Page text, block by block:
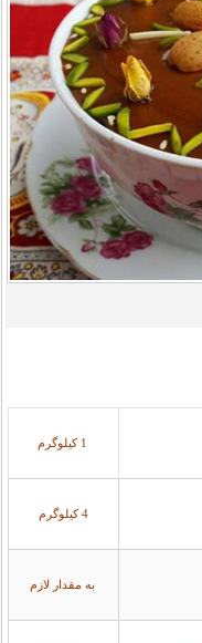
4 کیلوگرم
به مقدار لازم